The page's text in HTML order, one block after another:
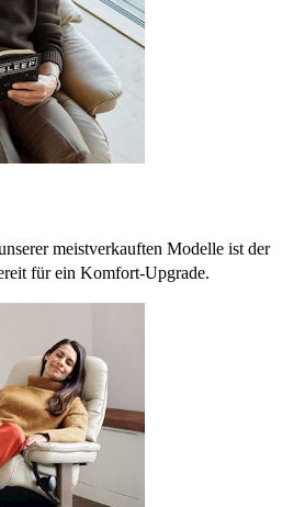
meistverkauften Modelle ist der
für ein Komfort-Upgrade.